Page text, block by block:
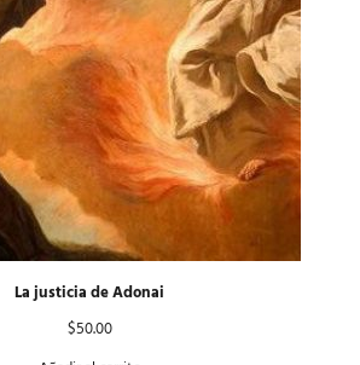
La justicia de Adonai
$50.00